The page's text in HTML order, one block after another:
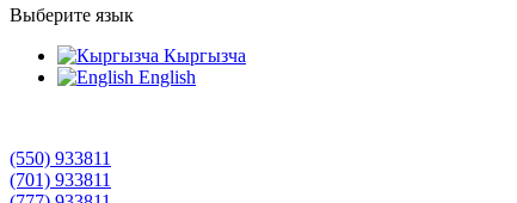
Выберите язык
Кыргызча
English
(550) 933811
(701) 933811